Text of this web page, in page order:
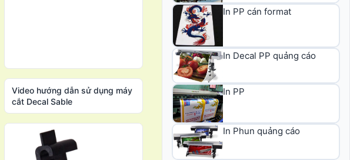
Video hướng dẫn sử dụng máy
cắt Decal Sable
In PP cán format
In Decal PP quảng cáo
In PP
In Phun quảng cáo